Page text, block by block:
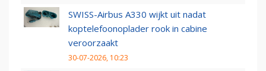
SWISS-Airbus A330 wijkt uit nadat
koptelefoonoplader rook in cabine
veroorzaakt
30-07-2026, 10:23